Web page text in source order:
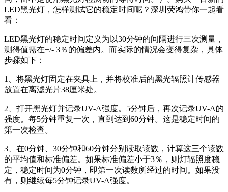
LED黑光灯，怎样测试它的稳定时间呢？深圳荧鸿带你一起看
看：
LED黑光灯的稳定时间定义为以30分钟的间隔进行三次测量，
测得值需在+/- 3％的偏差内。而实际的情况会变得复杂，具体
步骤如下：
1、将黑光灯固定在夹具上，并将校准后的黑光辐照计传感器
放置在离滤光片38厘米处。
2、打开黑光灯并记录UV-A强度。5分钟后，再次记录UV-A的
强度。每5分钟重复一次，直到达到60分钟。这是稳定时间的
第一次检查。
3、在0分钟、30分钟和60分钟分别读取读数，计算这三个读数
的平均值和标准偏差。如果标准偏差小于3％，则灯辐照度稳
定，稳定时间为0分钟，即第一次读数所经过的时间。如果没
有，则继续每5分钟记录UV-A强度。